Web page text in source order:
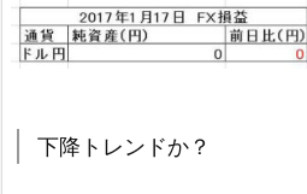
下降トレンドか？